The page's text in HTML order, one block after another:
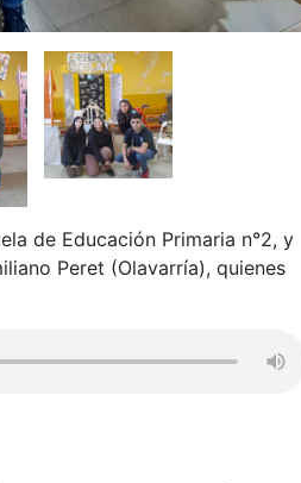
de Educación Primaria n°2, y
Peret (Olavarría), quienes